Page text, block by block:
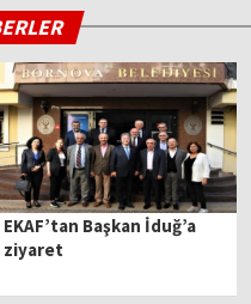
EKAF’tan Başkan İduğ’a
ziyaret